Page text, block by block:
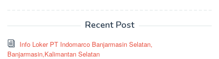
Recent Post
Info Loker PT Indomarco Banjarmasin Selatan,
Banjarmasin,Kalimantan Selatan